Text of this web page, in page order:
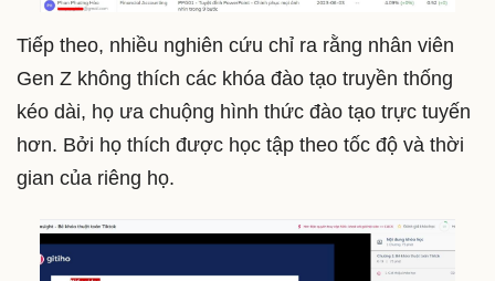
Tiếp theo, nhiều nghiên cứu chỉ ra rằng nhân viên
Gen Z không thích các khóa đào tạo truyền thống
kéo dài, họ ưa chuộng hình thức đào tạo trực tuyến
hơn. Bởi họ thích được học tập theo tốc độ và thời
gian của riêng họ.